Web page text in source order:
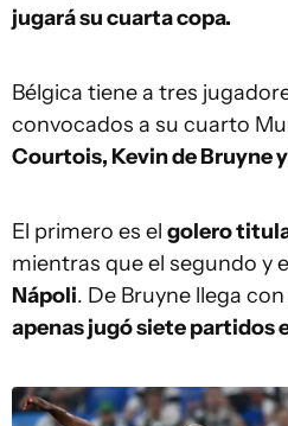
jugará su cuarta copa.
Bélgica tiene a tres
convocados a su cuarto
Courtois, Kevin de Bruyne
El primero es el golero
mientras que el segundo y
Nápoli. De Bruyne llega
apenas jugó siete partidos